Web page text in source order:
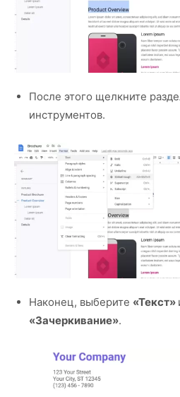
После этого щелкните
инструментов.
Наконец, выберите «Текст»
«Зачеркивание».